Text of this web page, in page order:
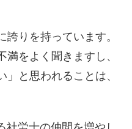
りを持っています。
をよく聞きますし、
」と思われることは、